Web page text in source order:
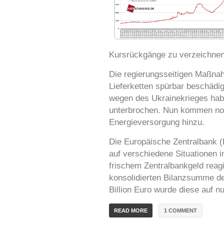
Kursrückgänge zu
Die regierungsseitigen
Lieferketten spürbar
wegen des Ukrainekrieges
unterbrochen. Nun kommen
Energieversorgung hinzu.
Die Europäische Zentralbank
auf verschiedene Situationen
frischem Zentralbankgeld
konsolidierten Bilanzsumme
Billion Euro wurde diese auf
READ MORE 1 COMMENT